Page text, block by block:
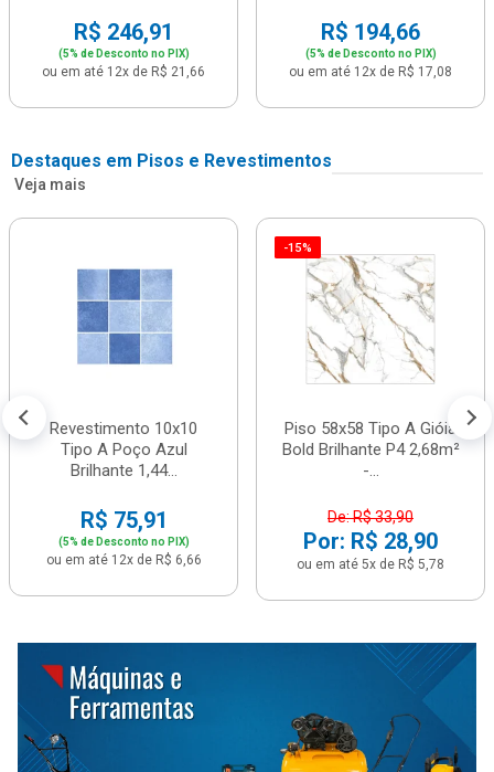
R$ 246,91
(5% de Desconto no PIX)
ou em até 12x de R$ 21,66
R$ 194,66
(5% de Desconto no PIX)
ou em até 12x de R$ 17,08
Destaques em Pisos e Revestimentos
Veja mais
Revestimento 10x10
Tipo A Poço Azul
Brilhante 1,44...
R$ 75,91
(5% de Desconto no PIX)
ou em até 12x de R$ 6,66
-15%
Piso 58x58 Tipo A Gióia
Bold Brilhante P4 2,68m²
-...
De: R$ 33,90
Por: R$ 28,90
ou em até 5x de R$ 5,78